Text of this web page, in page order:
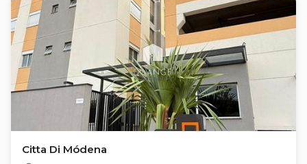
Citta Di Módena